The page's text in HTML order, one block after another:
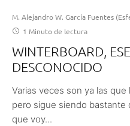
M. Alejandro W. García Fuentes
1 Minuto de lectura
WINTERBOARD,
DESCONOCIDO
Varias veces son ya las
pero sigue siendo bastante
que voy...